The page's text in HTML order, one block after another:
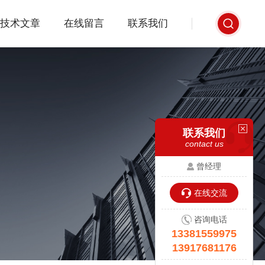
技术文章 在线留言 联系我们
联系我们
contact us
曾经理
在线交流
咨询电话
13381559975
13917681176